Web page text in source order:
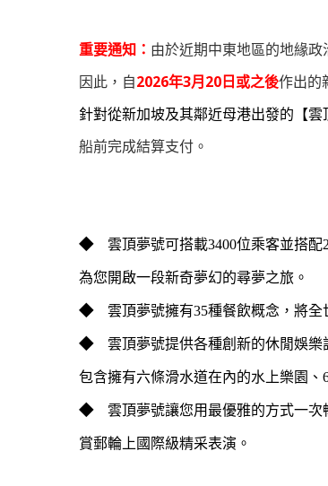
重要通知： 由於近期中東地區的地緣
因此，自2026年3月20日或之後作出的
針對從新加坡及其鄰近母港出發的【雲
船前完成結算支付。
◆ 雲頂夢號可搭載3400位乘客並搭
為您開啟一段新奇夢幻的尋夢之旅。
◆ 雲頂夢號擁有35種餐飲概念，將
◆ 雲頂夢號提供各種創新的休閒娛
包含擁有六條滑水道在內的水上樂園
◆ 雲頂夢號讓您用最優雅的方式一
賞郵輪上國際級精采表演。